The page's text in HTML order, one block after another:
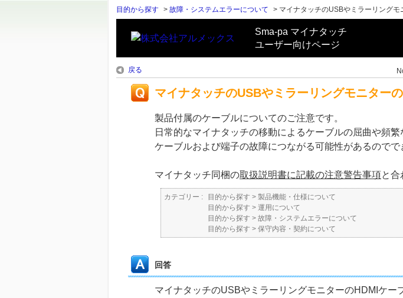
目的から探す > 故障・システムエラーについて > マイナタッチのUSBやミラーリング
Sma-pa マイナタッチ
ユーザー向けページ
戻る
マイナタッチのUSBやミラーリングモニター
製品付属のケーブルについてのご注意です。
日常的なマイナタッチの移動によるケーブルの屈曲や頻繁
ケーブルおよび端子の故障につながる可能性があるのでで
マイナタッチ同梱の取扱説明書に記載の注意警告事項と合
カテゴリー : 目的から探す > 製品機能・仕様について
目的から探す > 運用について
目的から探す > 故障・システムエラーについて
目的から探す > 保守内容・契約について
回答
マイナタッチのUSBやミラーリングモニターのHDMIケー